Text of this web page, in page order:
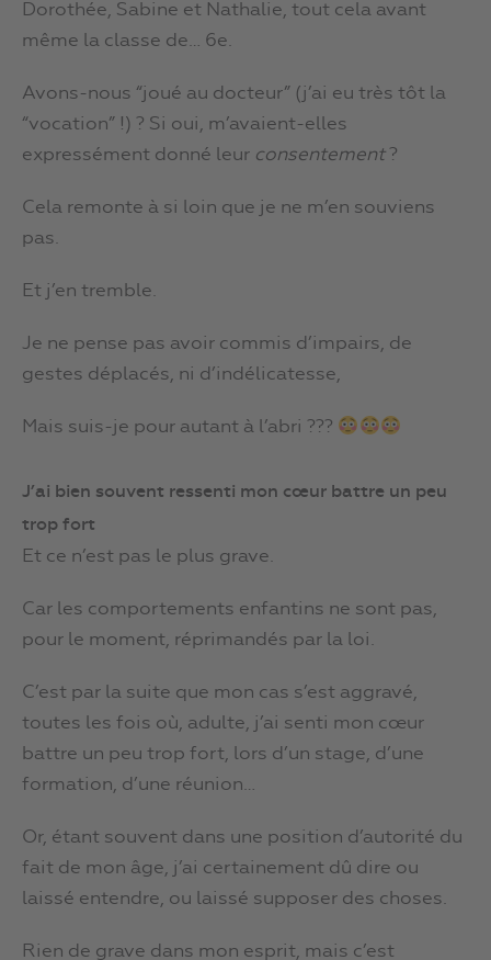
Dorothée, Sabine et Nathalie, tout cela avant
même la classe de… 6e.
Avons-nous “joué au docteur” (j’ai eu très tôt la
“vocation” !) ? Si oui, m’avaient-elles
expressément donné leur consentement ?
Cela remonte à si loin que je ne m’en souviens
pas.
Et j’en tremble.
Je ne pense pas avoir commis d’impairs, de
gestes déplacés, ni d’indélicatesse,
Mais suis-je pour autant à l’abri ???
J’ai bien souvent ressenti mon cœur battre un peu
trop fort
Et ce n’est pas le plus grave.
Car les comportements enfantins ne sont pas,
pour le moment, réprimandés par la loi.
C’est par la suite que mon cas s’est aggravé,
toutes les fois où, adulte, j’ai senti mon cœur
battre un peu trop fort, lors d’un stage, d’une
formation, d’une réunion…
Or, étant souvent dans une position d’autorité du
fait de mon âge, j’ai certainement dû dire ou
laissé entendre, ou laissé supposer des choses.
Rien de grave dans mon esprit, mais c’est